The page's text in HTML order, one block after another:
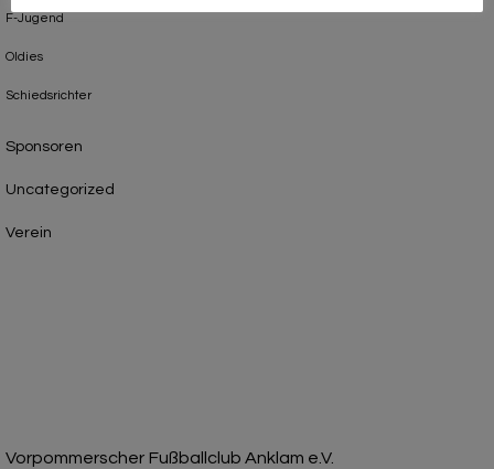
F-Jugend
Oldies
Schiedsrichter
Sponsoren
Uncategorized
Verein
Vorpommerscher Fußballclub Anklam e.V.